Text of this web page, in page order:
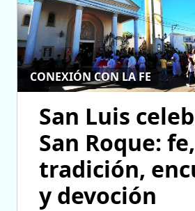
CONEXIÓN CON LA FE
San Luis
San Roque: fe,
tradición,
y devoción